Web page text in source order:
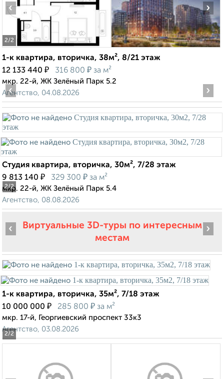
2/2
‹ ›
1-к квартира, вторичка, 38м², 8/21 этаж
12 133 440 ₽ 316 800 ₽ за м²
мкр. 22-й, ЖК Зелёный Парк 5.2
Агентство, 04.08.2026
2/2
‹ ›
Студия квартира, вторичка, 30м², 7/28 этаж
9 813 140 ₽ 329 300 ₽ за м²
мкр. 22-й, ЖК Зелёный Парк 5.4
Агентство, 08.08.2026
Виртуальные 3D-туры по интересным
местам
2/2
‹ ›
1-к квартира, вторичка, 35м², 7/18 этаж
10 000 000 ₽ 285 800 ₽ за м²
мкр. 17-й, Георгиевский проспект 33к3
Агентство, 03.08.2026